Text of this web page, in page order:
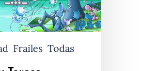
Frailes Todas